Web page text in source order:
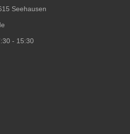
Seehausen
- 15:30